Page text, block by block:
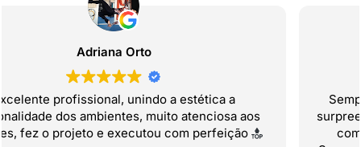
Benedito Paulino (BENE)
Sempre um trabalho profissional e de encanto, de
surpreender em cada detalhe, projetos de qualidade e
com a sensibilidade de atender ao cliente, com